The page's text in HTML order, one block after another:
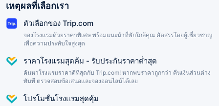
เหตุผลที่เลือกเรา
ตัวเลือกของ Trip.com
จองโรงแรมด้วยราคาพิเศษ พร้อมแนะนำที่พักใกล้คุณ คัดสรรโดยผู้เชี่ยวชาญ
เพื่อความประทับใจสูงสุด
ราคาโรงแรมสุดค้ม - รับประกันราคาต่ำสุด
ค้นหาโรงแรมราคาดีที่สุดกับ Trip.com! หากพบราคาถูกกว่า คืนเงินส่วนต่าง
ทันที ตรวจสอบข้อเสนอและจองออนไลน์ได้เลย
โปรโมชั่นโรงแรมสุดคุ้ม